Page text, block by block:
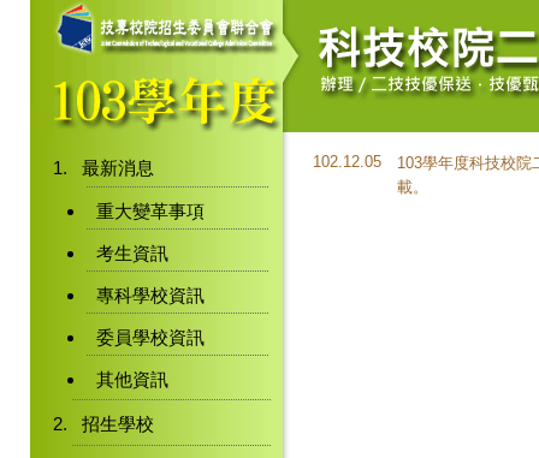
最新消息
重大變革事項
考生資訊
專科學校資訊
委員學校資訊
其他資訊
招生學校
102.12.05
103學年度科技校
載。